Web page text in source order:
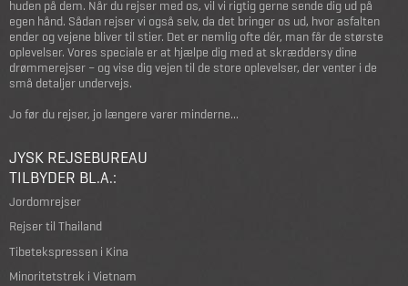
huden på dem. Når du rejser med os, vil vi rigtig gerne sende dig ud på
egen hånd. Sådan rejser vi også selv, da det bringer os ud, hvor asfalten
ender og vejene bliver til stier. Det er nemlig ofte dér, man får de største
oplevelser. Vores speciale er at hjælpe dig med at skræddersy dine
drømmerejser – og vise dig vejen til de store oplevelser, der venter i de
små detaljer undervejs.
Jo før du rejser, jo længere varer minderne...
JYSK REJSEBUREAU
TILBYDER BL.A.:
Jordomrejser
Rejser til Thailand
Tibetekspressen i Kina
Minoritetstrek i Vietnam